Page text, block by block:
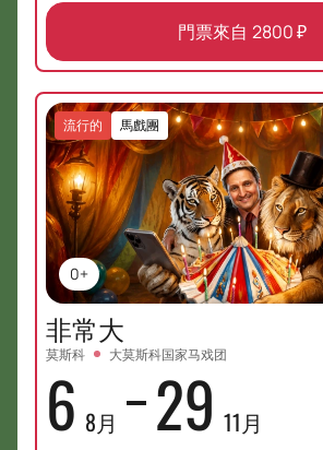
門票來自 2800₽
0+
馬戲團
流行的
非常大
莫斯科 大莫斯科国家马戏团
6 8月 29 11月